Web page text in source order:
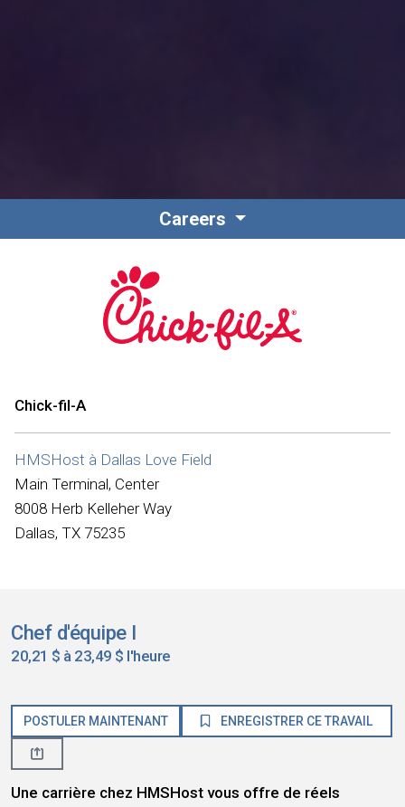
Careers
Chick-fil-A
HMSHost à Dallas Love Field
Main Terminal, Center
8008 Herb Kelleher Way
Dallas, TX 75235
Chef d'équipe I
20,21 $ à 23,49 $ l'heure
POSTULER MAINTENANT ENREGISTRER CE TRAVAIL
Une carrière chez HMSHost vous offre de réels